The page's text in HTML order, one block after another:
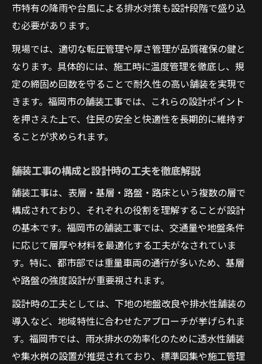
市特有の降雨や台風による排水対策も設計段階で盛り込
む必要があります。
現場では、適切な転圧管理や厚さ管理が品質確保の鍵と
なります。具体的には、施工時に温度管理を徹底し、規
定の締固め回数を守ることで耐久性の高い舗装を実現で
きます。福岡市の舗装工事では、これらの設計ポイント
を押さえた上で、住民の安全と快適性を長期的に維持す
ることが求められます。
舗装工事の構成と設計時の工夫を徹底解説
舗装工事は、表層・基層・路盤・路床という複数の層で
構成されており、それぞれの役割を理解することが設計
の基本です。福岡市の舗装工事では、交通量や地盤条件
に応じて層厚や材料を最適化する工夫がなされていま
す。特に、都市部では重量車両の通行が多いため、基層
や路盤の強度設計が重要視されます。
設計時の工夫としては、下地の地盤改良や排水性舗装の
導入など、地域特性に合わせたアプローチが挙げられま
す。福岡市では、雨水排水の効率化のために透水性舗装
や集水桝の設置が推奨されており、標準図集や施工管理